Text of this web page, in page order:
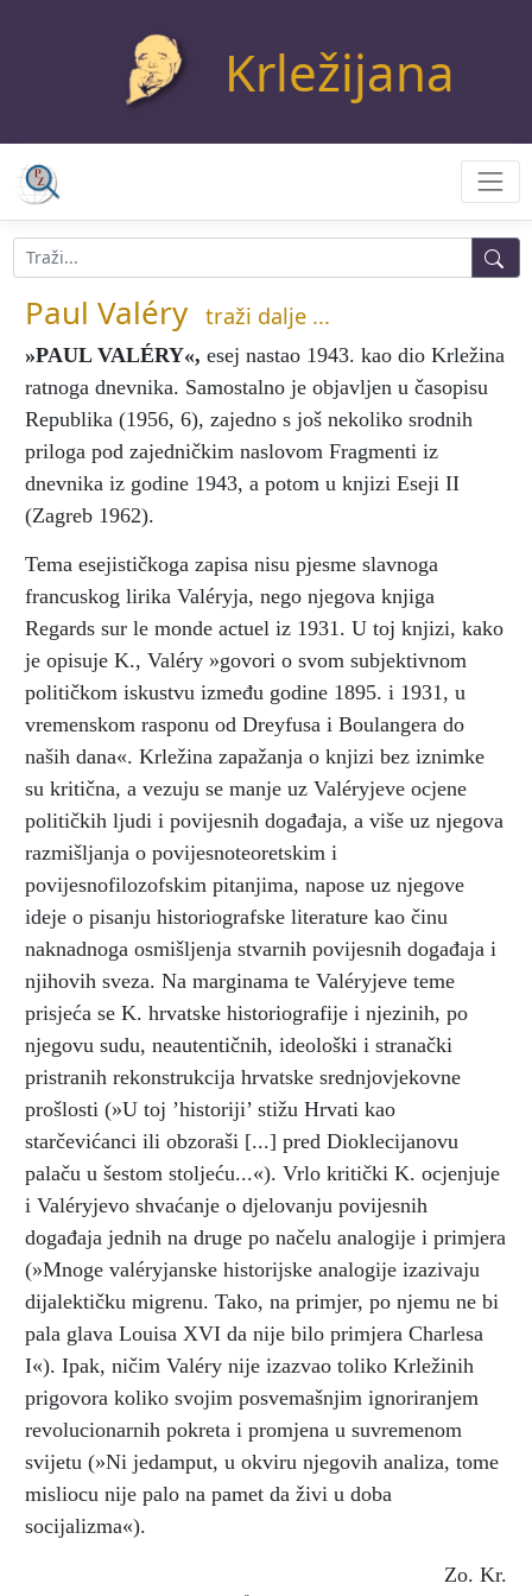
Krležijana
Paul Valéry traži dalje ...
»PAUL VALÉRY«, esej nastao 1943. kao dio Krležina
ratnoga dnevnika. Samostalno je objavljen u časopisu
Republika (1956, 6), zajedno s još nekoliko srodnih
priloga pod zajedničkim naslovom Fragmenti iz
dnevnika iz godine 1943, a potom u knjizi Eseji II
(Zagreb 1962).
Tema esejističkoga zapisa nisu pjesme slavnoga
francuskog lirika Valéryja, nego njegova knjiga
Regards sur le monde actuel iz 1931. U toj knjizi, kako
je opisuje K., Valéry »govori o svom subjektivnom
političkom iskustvu između godine 1895. i 1931, u
vremenskom rasponu od Dreyfusa i Boulangera do
naših dana«. Krležina zapažanja o knjizi bez iznimke
su kritična, a vezuju se manje uz Valéryjeve ocjene
političkih ljudi i povijesnih događaja, a više uz njegova
razmišljanja o povijesnoteoretskim i
povijesnofilozofskim pitanjima, napose uz njegove
ideje o pisanju historiografske literature kao činu
naknadnoga osmišljenja stvarnih povijesnih događaja i
njihovih sveza. Na marginama te Valéryjeve teme
prisjeća se K. hrvatske historiografije i njezinih, po
njegovu sudu, neautentičnih, ideološki i stranački
pristranih rekonstrukcija hrvatske srednjovjekovne
prošlosti (»U toj ’historiji’ stižu Hrvati kao
starčevićanci ili obzoraši [...] pred Dioklecijanovu
palaču u šestom stoljeću...«). Vrlo kritički K. ocjenjuje
i Valéryjevo shvaćanje o djelovanju povijesnih
događaja jednih na druge po načelu analogije i primjera
(»Mnoge valéryjanske historijske analogije izazivaju
dijalektičku migrenu. Tako, na primjer, po njemu ne bi
pala glava Louisa XVI da nije bilo primjera Charlesa
I«). Ipak, ničim Valéry nije izazvao toliko Krležinih
prigovora koliko svojim posvemašnjim ignoriranjem
revolucionarnih pokreta i promjena u suvremenom
svijetu (»Ni jedamput, u okviru njegovih analiza, tome
misliocu nije palo na pamet da živi u doba
socijalizma«).
Zo. Kr.